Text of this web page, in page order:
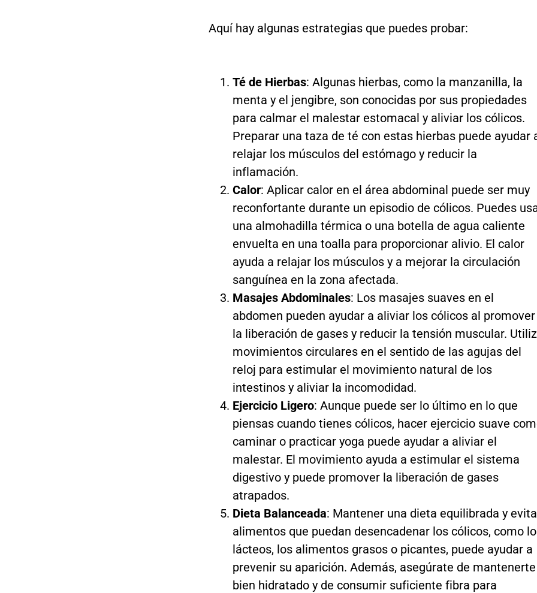
Aquí hay algunas estrategias que puedes probar:
Té de Hierbas: Algunas hierbas, como la manzanilla, la
menta y el jengibre, son conocidas por sus propiedades
para calmar el malestar estomacal y aliviar los cólicos.
Preparar una taza de té con estas hierbas puede ayudar
relajar los músculos del estómago y reducir la
inflamación.
Calor: Aplicar calor en el área abdominal puede ser muy
reconfortante durante un episodio de cólicos. Puedes
una almohadilla térmica o una botella de agua caliente
envuelta en una toalla para proporcionar alivio. El calor
ayuda a relajar los músculos y a mejorar la circulación
sanguínea en la zona afectada.
Masajes Abdominales: Los masajes suaves en el
abdomen pueden ayudar a aliviar los cólicos al promover
la liberación de gases y reducir la tensión muscular.
movimientos circulares en el sentido de las agujas del
reloj para estimular el movimiento natural de los
intestinos y aliviar la incomodidad.
Ejercicio Ligero: Aunque puede ser lo último en lo que
piensas cuando tienes cólicos, hacer ejercicio suave
caminar o practicar yoga puede ayudar a aliviar el
malestar. El movimiento ayuda a estimular el sistema
digestivo y puede promover la liberación de gases
atrapados.
Dieta Balanceada: Mantener una dieta equilibrada y
alimentos que puedan desencadenar los cólicos, como
lácteos, los alimentos grasos o picantes, puede ayudar a
prevenir su aparición. Además, asegúrate de mantenerte
bien hidratado y de consumir suficiente fibra para